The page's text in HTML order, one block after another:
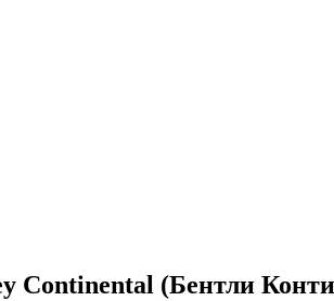
Continental (Бентли